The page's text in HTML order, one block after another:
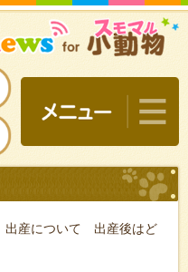
出産について 出産後はど